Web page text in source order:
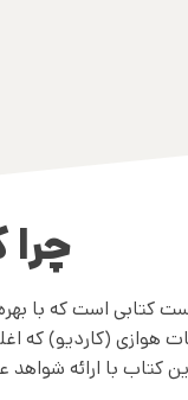
کتابی است که با
هوازی (کاردیو) که
کتاب با ارائه